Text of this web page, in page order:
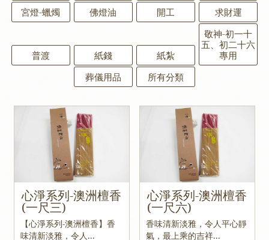
宮燈-蠟燭
佛燈油 開工 求財運
普渡 紙錢 紙紮
敬神-初一十
五、初二十六
專用
葬儀用品
所有分類
心淨系列-澳洲檀香
(一尺三)
【心淨系列-澳洲檀香】香
味清新淡雅，令人...
心淨系列-澳洲檀香
(一尺六)
香味清新淡雅，令人平心靜
氣，最上乘的吉祥...